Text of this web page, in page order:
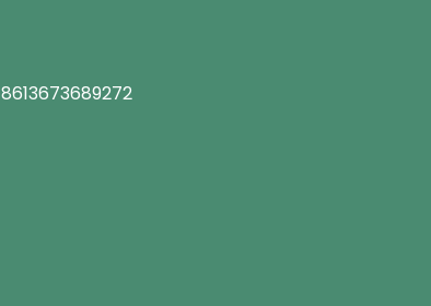
8613673689272